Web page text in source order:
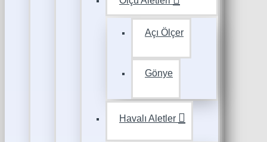
Açı Ölçer
Gönye
Havalı Aletler